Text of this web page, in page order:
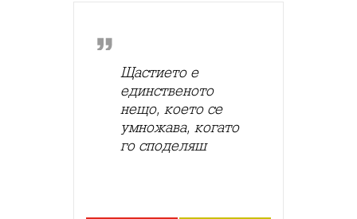
Щастието е
единственото
нещо, което се
умножава, когато
го споделяш